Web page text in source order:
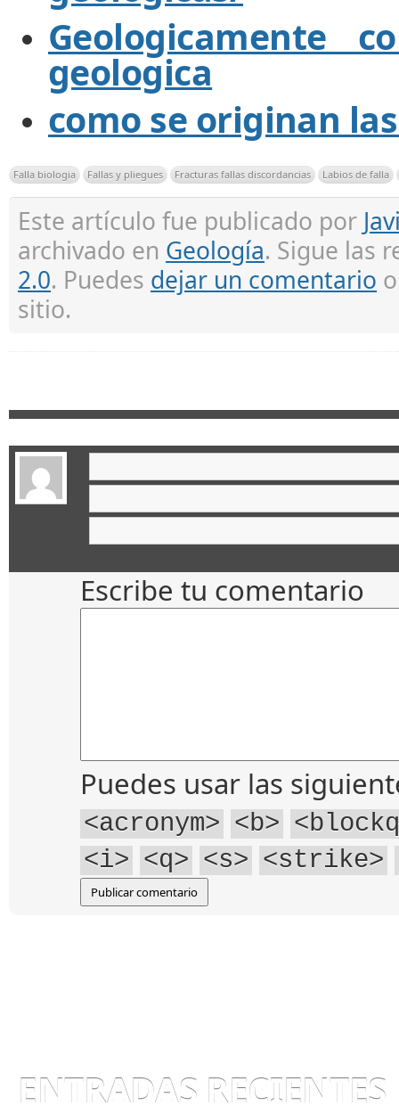
Geologicamente
geologica
como se originan
Falla biologia Fallas y pliegues Fracturas fallas discordancias Labios de falla
Este artículo fue publicado por
archivado en Geología. Sigue las
2.0. Puedes dejar un comentario
sitio.
Escribe tu comentario
Puedes usar las
<acronym> <b>
<i> <q> <s> <strike>
ENTRADAS RECIENTES